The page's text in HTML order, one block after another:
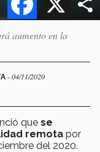
aumento en la
- 04/11/2020
que se
remota por
del 2020.